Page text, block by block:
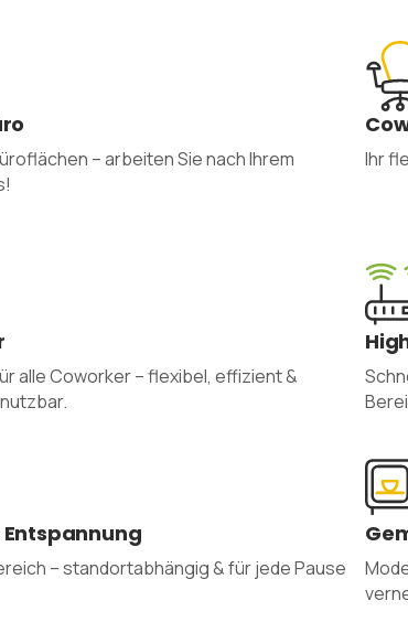
– arbeiten Sie nach Ihrem
Ihr
alle Coworker – flexibel, effizient &
– standortabhängig & für jede Pause